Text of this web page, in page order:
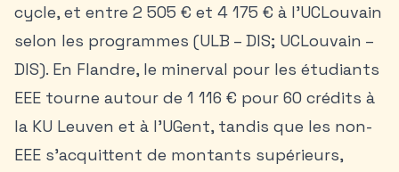
cycle, et entre 2 505 € et 4 175 € à l’UCLouvain
selon les programmes (ULB – DIS; UCLouvain –
DIS). En Flandre, le minerval pour les étudiants
EEE tourne autour de 1 116 € pour 60 crédits à
la KU Leuven et à l’UGent, tandis que les non-
EEE s’acquittent de montants supérieurs,